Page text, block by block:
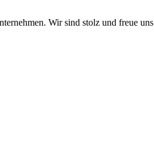
Wir sind stolz und freue